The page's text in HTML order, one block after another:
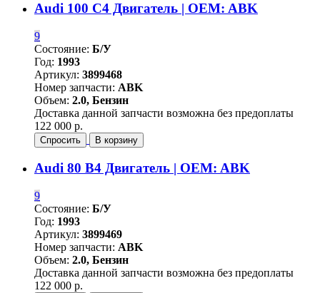
Audi 100 C4 Двигатель | OEM: ABK
9
Состояние: Б/У
Год: 1993
Артикул: 3899468
Номер запчасти: ABK
Объем: 2.0, Бензин
Доставка данной запчасти возможна без предоплаты
122 000 р.
Спросить В корзину
Audi 80 B4 Двигатель | OEM: ABK
9
Состояние: Б/У
Год: 1993
Артикул: 3899469
Номер запчасти: ABK
Объем: 2.0, Бензин
Доставка данной запчасти возможна без предоплаты
122 000 р.